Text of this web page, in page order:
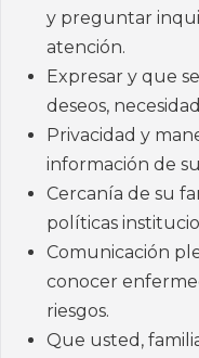
y preguntar
atención.
Expresar y que
deseos,
Privacidad y
información de
Cercanía de su
políticas
Comunicación
conocer
riesgos.
Que usted,